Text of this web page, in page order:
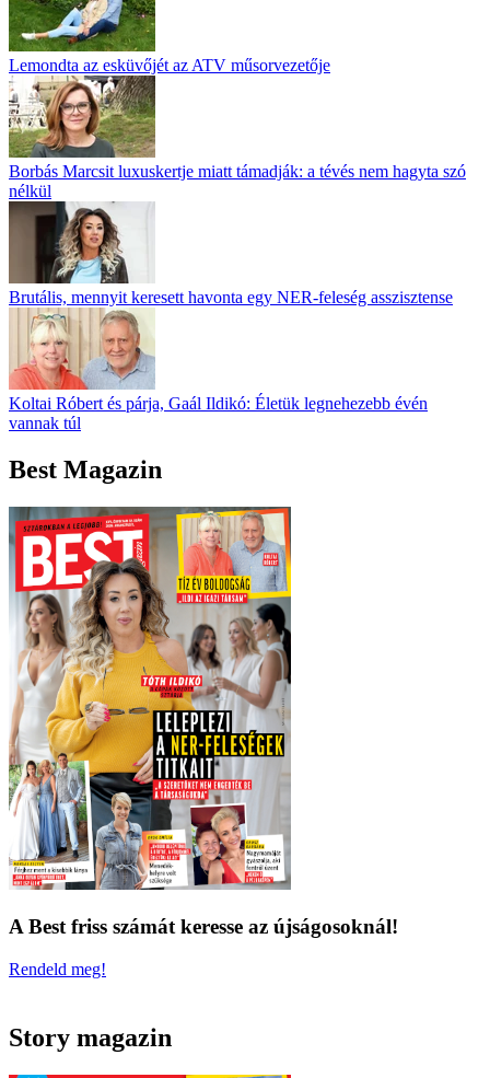
Lemondta az esküvőjét az ATV műsorvezetője
Borbás Marcsit luxuskertje miatt támadják: a tévés nem hagyta szó
nélkül
Brutális, mennyit keresett havonta egy NER-feleség asszisztense
Koltai Róbert és párja, Gaál Ildikó: Életük legnehezebb évén
vannak túl
Best Magazin
A Best friss számát keresse az újságosoknál!
Rendeld meg!
Story magazin